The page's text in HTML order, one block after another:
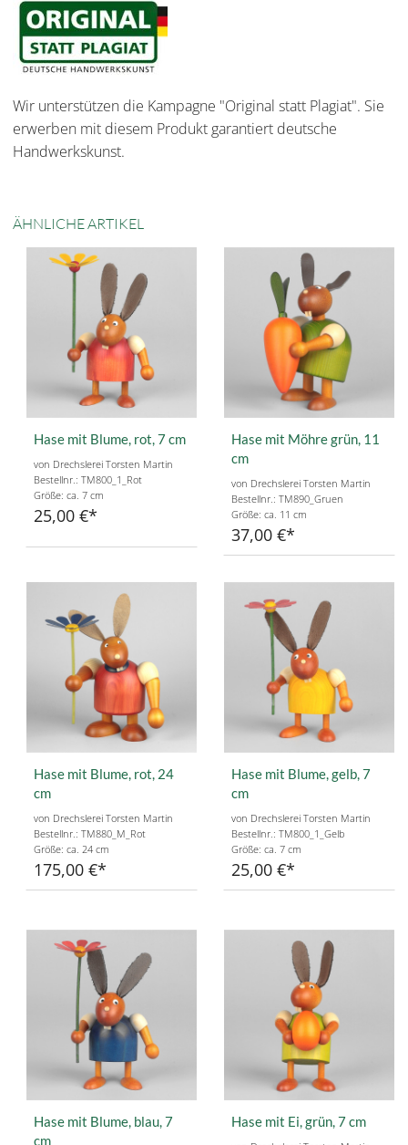
Wir unterstützen die Kampagne "Original statt Plagiat". Sie
erwerben mit diesem Produkt garantiert deutsche
Handwerkskunst.
ÄHNLICHE ARTIKEL
Hase mit Blume, rot, 7 cm
von Drechslerei Torsten Martin
Bestellnr.: TM800_1_Rot
Größe: ca. 7 cm
25,00 €
Hase mit Möhre grün, 11
cm
von Drechslerei Torsten Martin
Bestellnr.: TM890_Gruen
Größe: ca. 11 cm
37,00 €
Hase mit Blume, rot, 24
cm
von Drechslerei Torsten Martin
Bestellnr.: TM880_M_Rot
Größe: ca. 24 cm
175,00 €
Hase mit Blume, gelb, 7
cm
von Drechslerei Torsten Martin
Bestellnr.: TM800_1_Gelb
Größe: ca. 7 cm
25,00 €
Hase mit Blume, blau, 7
cm
Hase mit Ei, grün, 7 cm